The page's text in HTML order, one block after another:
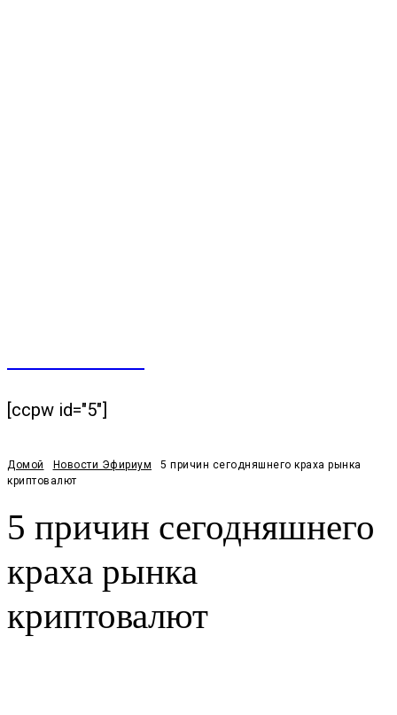
[ccpw id="5"]
Домой Новости Эфириум
5 причин сегодняшнего краха рынка
криптовалют
5 причин сегодняшнего
краха рынка
криптовалют